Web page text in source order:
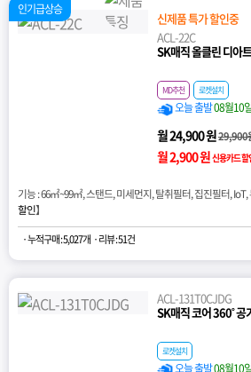
인기급상승
신제품 특가 할인중
ACL-22C
SK매직 올클린 디아
MD추천 로켓설치
오늘 출발08월10
월 24,900 원29,900
월 2,900 원신용카드 할
기능 : 66㎡~99㎡, 스탠드, 미세먼지, 탈취필터, 집진필터,
할인】
· 누적구매 : 5,027개 · 리뷰 : 51건
ACL-131T0CJDG
SK매직 코어 360˚
로켓설치
오늘 출발08월10